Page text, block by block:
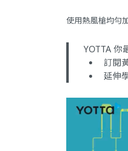
使用熱風槍均勻
YOTTA 你
訂閱
延伸